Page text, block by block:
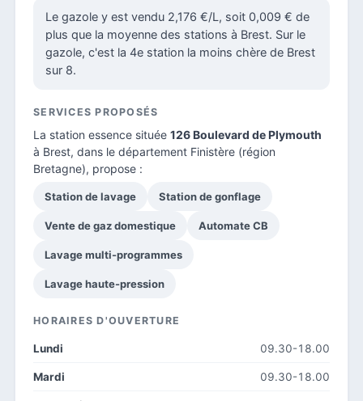
Le gazole y est vendu 2,176 €/L, soit 0,009 € de
plus que la moyenne des stations à Brest. Sur le
gazole, c'est la 4e station la moins chère de Brest
sur 8.
SERVICES PROPOSÉS
La station essence située 126 Boulevard de Plymouth
à Brest, dans le département Finistère (région
Bretagne), propose :
Station de lavage Station de gonflage
Vente de gaz domestique Automate CB
Lavage multi-programmes
Lavage haute-pression
HORAIRES D'OUVERTURE
Lundi 09.30-18.00
Mardi 09.30-18.00